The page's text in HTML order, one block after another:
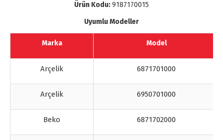
Ürün Kodu:9187170015
Uyumlu Modeller
Marka Model
Arçelik 6871701000
Arçelik 6950701000
Beko 6871702000